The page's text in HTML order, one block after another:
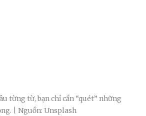
từng từ, bạn chỉ cần “quét” những
| Nguồn: Unsplash